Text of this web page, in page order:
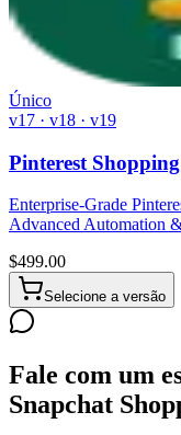
Único
v17 · v18 · v19
Pinterest
Enterprise-Grade
Advanced Automation
$499.00
Selecione a versão
Fale com um
Snapchat